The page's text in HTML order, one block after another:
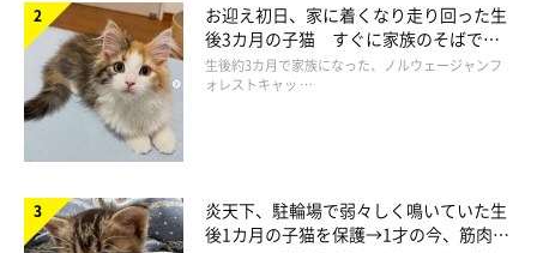
お迎え初日、家に着くなり走り回った生
後3カ月の子猫 すぐに家族のそばで落
ち着く姿に「迎えてよかった」
生後約3カ月で家族になった、ノルウェージャンフ
ォレストキャッ …
炎天下、駐輪場で弱々しく鳴いていた生
後1カ月の子猫を保護→1才の今、筋肉質